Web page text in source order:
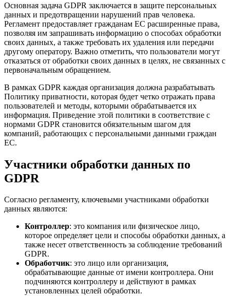
Основная задача GDPR заключается в защите персональных
данных и предотвращении нарушений прав человека.
Регламент предоставляет гражданам ЕС расширенные права,
позволяя им запрашивать информацию о способах обработки
своих данных, а также требовать их удаления или передачи
другому оператору. Важно отметить, что пользователи могут
отказаться от обработки своих данных в целях, не связанных с
первоначальным обращением.
В рамках GDPR каждая организация должна разрабатывать
Политику приватности, которая будет четко отражать права
пользователей и методы, которыми обрабатывается их
информация. Приведение этой политики в соответствие с
нормами GDPR становится обязательным шагом для
компаний, работающих с персональными данными граждан
ЕС.
Участники обработки данных по
GDPR
Согласно регламенту, ключевыми участниками обработки
данных являются:
Контроллер: это компания или физическое лицо,
которое определяет цели и способы обработки данных, а
также несет ответственность за соблюдение требований
GDPR.
Обработчик: это лицо или организация,
обрабатывающие данные от имени контроллера. Они
подчиняются контроллеру и действуют в рамках
установленных целей обработки.